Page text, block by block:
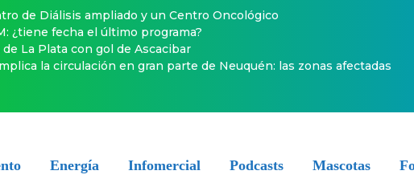
de Diálisis ampliado y un Centro Oncológico
¿tiene fecha el último programa?
La Plata con gol de Ascacibar
la circulación en gran parte de Neuquén: las zonas afectadas
Energía Infomercial Podcasts Mascotas